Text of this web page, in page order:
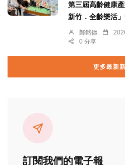
第三屆高齡健康
新竹．全齡樂活
鄭銘德
0 分享
更多最新
訂閱我們的電子報